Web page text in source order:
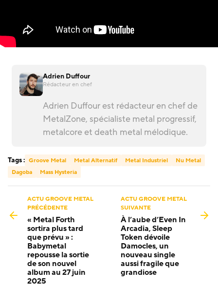
Adrien Duffour
Rédacteur en chef
Adrien Duffour est rédacteur en chef de
MetalZone, spécialiste metal progressif,
metalcore et death metal mélodique.
Tags : Groove Metal Metal Alternatif Metal Industriel
Nu Metal
Dagoba
Mass Hysteria
ACTU GROOVE METAL
PRÉCÉDENTE
« Metal Forth
sortira plus tard
que prévu » :
Babymetal
repousse la sortie
de son nouvel
album au 27 juin
2025
ACTU GROOVE METAL
SUIVANTE
À l’aube d’Even In
Arcadia, Sleep
Token dévoile
Damocles, un
nouveau single
aussi fragile que
grandiose